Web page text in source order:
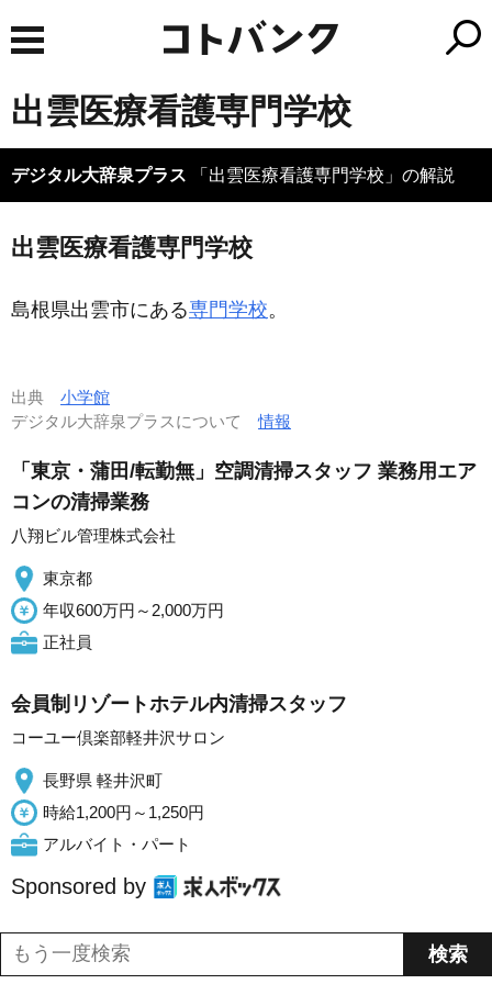
出雲医療看護専門学校
デジタル大辞泉プラス 「出雲医療看護専門学校」の解説
出雲医療看護専門学校
島根県出雲市にある専門学校。
出典 小学館
デジタル大辞泉プラスについて情報
「東京・蒲田/転勤無」空調清掃スタッフ 業務用エア
コンの清掃業務
八翔ビル管理株式会社
東京都
年収600万円～2,000万円
正社員
会員制リゾートホテル内清掃スタッフ
コーユー倶楽部軽井沢サロン
長野県 軽井沢町
時給1,200円～1,250円
アルバイト・パート
Sponsored by